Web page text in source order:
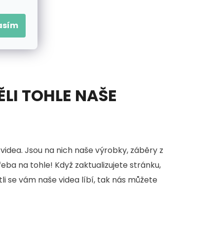
TOHLE NAŠE
Jsou na nich naše výrobky, záběry z
na tohle! Když zaktualizujete stránku,
se vám naše videa líbí, tak nás můžete